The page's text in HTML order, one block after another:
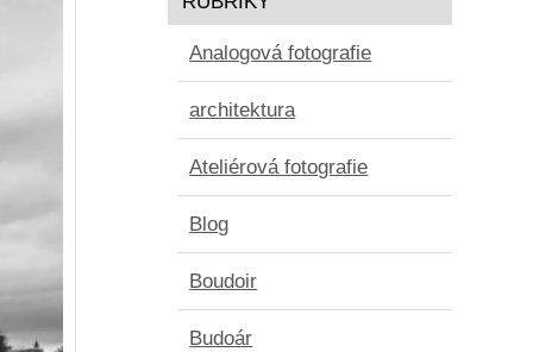
Analogová fotografie
architektura
Ateliérová fotografie
Blog
Boudoir
Budoár